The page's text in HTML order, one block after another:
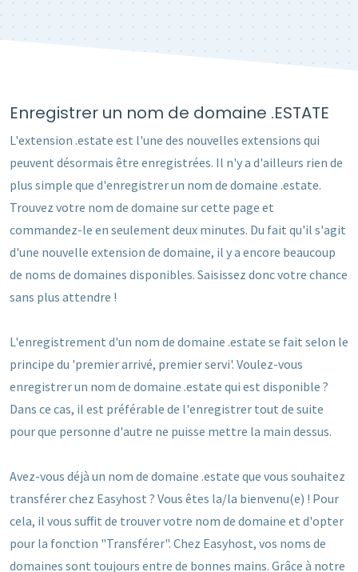
Enregistrer un nom de domaine .ESTATE
L'extension .estate est l'une des nouvelles extensions qui
peuvent désormais être enregistrées. Il n'y a d'ailleurs rien de
plus simple que d'enregistrer un nom de domaine .estate.
Trouvez votre nom de domaine sur cette page et
commandez-le en seulement deux minutes. Du fait qu'il s'agit
d'une nouvelle extension de domaine, il y a encore beaucoup
de noms de domaines disponibles. Saisissez donc votre chance
sans plus attendre !
L'enregistrement d'un nom de domaine .estate se fait selon le
principe du 'premier arrivé, premier servi'. Voulez-vous
enregistrer un nom de domaine .estate qui est disponible ?
Dans ce cas, il est préférable de l'enregistrer tout de suite
pour que personne d'autre ne puisse mettre la main dessus.
Avez-vous déjà un nom de domaine .estate que vous souhaitez
transférer chez Easyhost ? Vous êtes la/la bienvenu(e) ! Pour
cela, il vous suffit de trouver votre nom de domaine et d'opter
pour la fonction "Transférer". Chez Easyhost, vos noms de
domaines sont toujours entre de bonnes mains. Grâce à notre